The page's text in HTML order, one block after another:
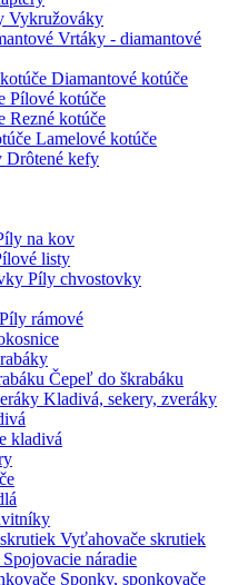
Vykružováky
Vrtáky - diamantové
Diamantové kotúče
Pílové kotúče
Rezné kotúče
Lamelové kotúče
Drôtené kefy
na kov
listy
Píly chvostovky
Píly rámové
Čepeľ do škrabáku
Kladivá, sekery, zveráky
kladivá
Vyťahovače skrutiek
Spojovacie náradie
Sponky, sponkovače